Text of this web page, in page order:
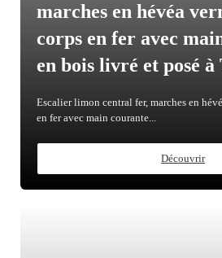
marches en hévéa
corps en fer avec
en bois livré et posé à
Escalier limon central fer, marches en
en fer avec main courante...
Découvrir